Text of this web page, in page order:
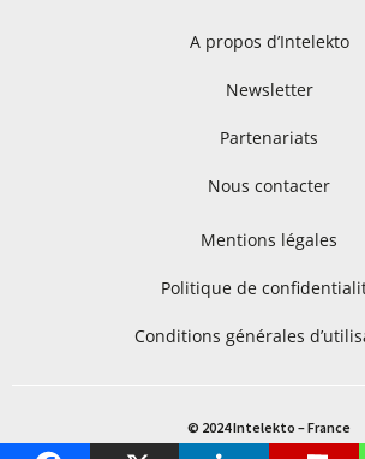
A propos d’Intelekto
Newsletter
Partenariats
Nous contacter
Mentions légales
Politique de
Conditions générales
© 2024 Intelekto – France